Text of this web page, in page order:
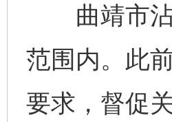
曲靖市沾
范围内。此
要求，督促